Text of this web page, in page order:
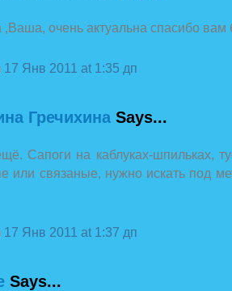
,Ваша, очень актуальна спасибо
17 Янв 2011 at 1:35 дп
Гречихина Says...
Сапоги на каблуках-шпильках,
или связаные, нужно искать под
17 Янв 2011 at 1:37 дп
Says...